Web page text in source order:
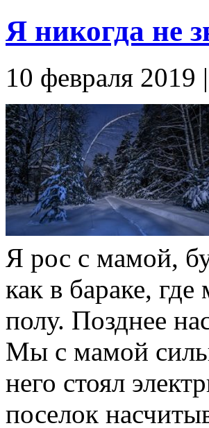
Я никогда не
10 февраля 2019
Я рос с мамой,
как в бараке,
полу. Позднее
Мы с мамой
него стоял
поселок